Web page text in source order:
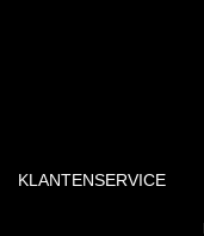
KLANTENSERVICE